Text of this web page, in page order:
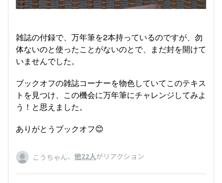
雑誌の付録で、万年筆を2本持っているのですが、勿
体ないのと使ったことがないのとで、まだ封を開けて
いませんでした。
ブックオフの雑誌コーナーを物色していてこのテキス
トを見つけ、この機会に万年筆にチャレンジしてみよ
う！と思えました。
ありがとうブックオフ😊
こうちゃん、 他22人がリアクション